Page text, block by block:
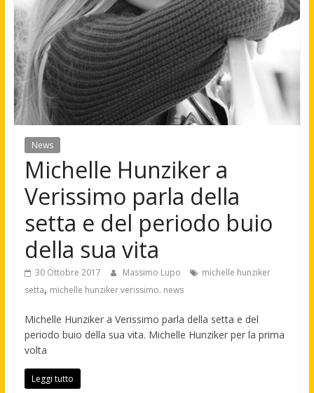
News
Michelle Hunziker a
Verissimo parla della
setta e del periodo buio
della sua vita
30 Ottobre 2017 Massimo Lupo
michelle hunziker
setta, michelle hunziker verissimo. news
Michelle Hunziker a Verissimo parla della setta e del
periodo buio della sua vita. Michelle Hunziker per la prima
volta
Leggi tutto